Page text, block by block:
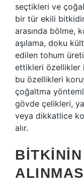
seçtikleri ve
bir tür ekili
arasında bölme,
aşılama, doku
edilen tohum
ettikleri özellikler
bu özellikleri
çoğaltma
gövde çelikleri,
veya dikkatlice
alır.